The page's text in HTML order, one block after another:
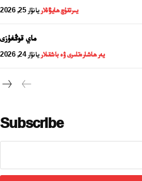
يىرتقۇچ ھايۋانلار يانۋار 25, 2026
ماي قوڭغۇزى
يەر ھاشارەتلىرى ۋە باشقىلار يانۋار 24, 2026
Subscribe